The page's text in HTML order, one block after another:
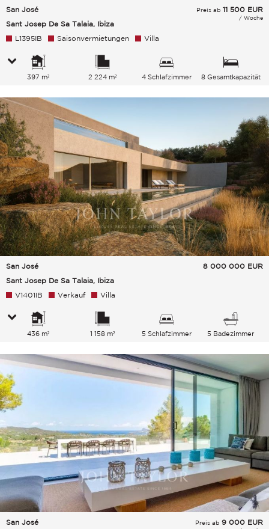
San José
Sant Josep De Sa Talaia, Ibiza
Preis ab 11 500 EUR
/ Woche
L1395IB Saisonvermietungen Villa
397 m² 2 224 m² 4 Schlafzimmer 8 Gesamtkapazität
San José
Sant Josep De Sa Talaia, Ibiza
8 000 000 EUR
V1401IB Verkauf Villa
436 m² 1 158 m² 5 Schlafzimmer 5 Badezimmer
San José Preis ab 9 000 EUR